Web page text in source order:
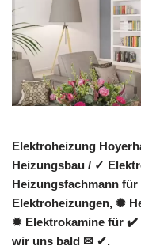
Elektroheizung
Heizungsbau / ✓
Heizungsfachmann
Elektroheizungen, ✺
✹ Elektrokamine für ✔️
wir uns bald ✉ ✔.